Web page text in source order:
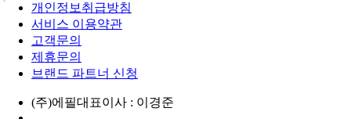
개인정보취급방침
서비스 이용약관
고객문의
제휴문의
브랜드 파트너 신청
(주)에필대표이사 : 이경준